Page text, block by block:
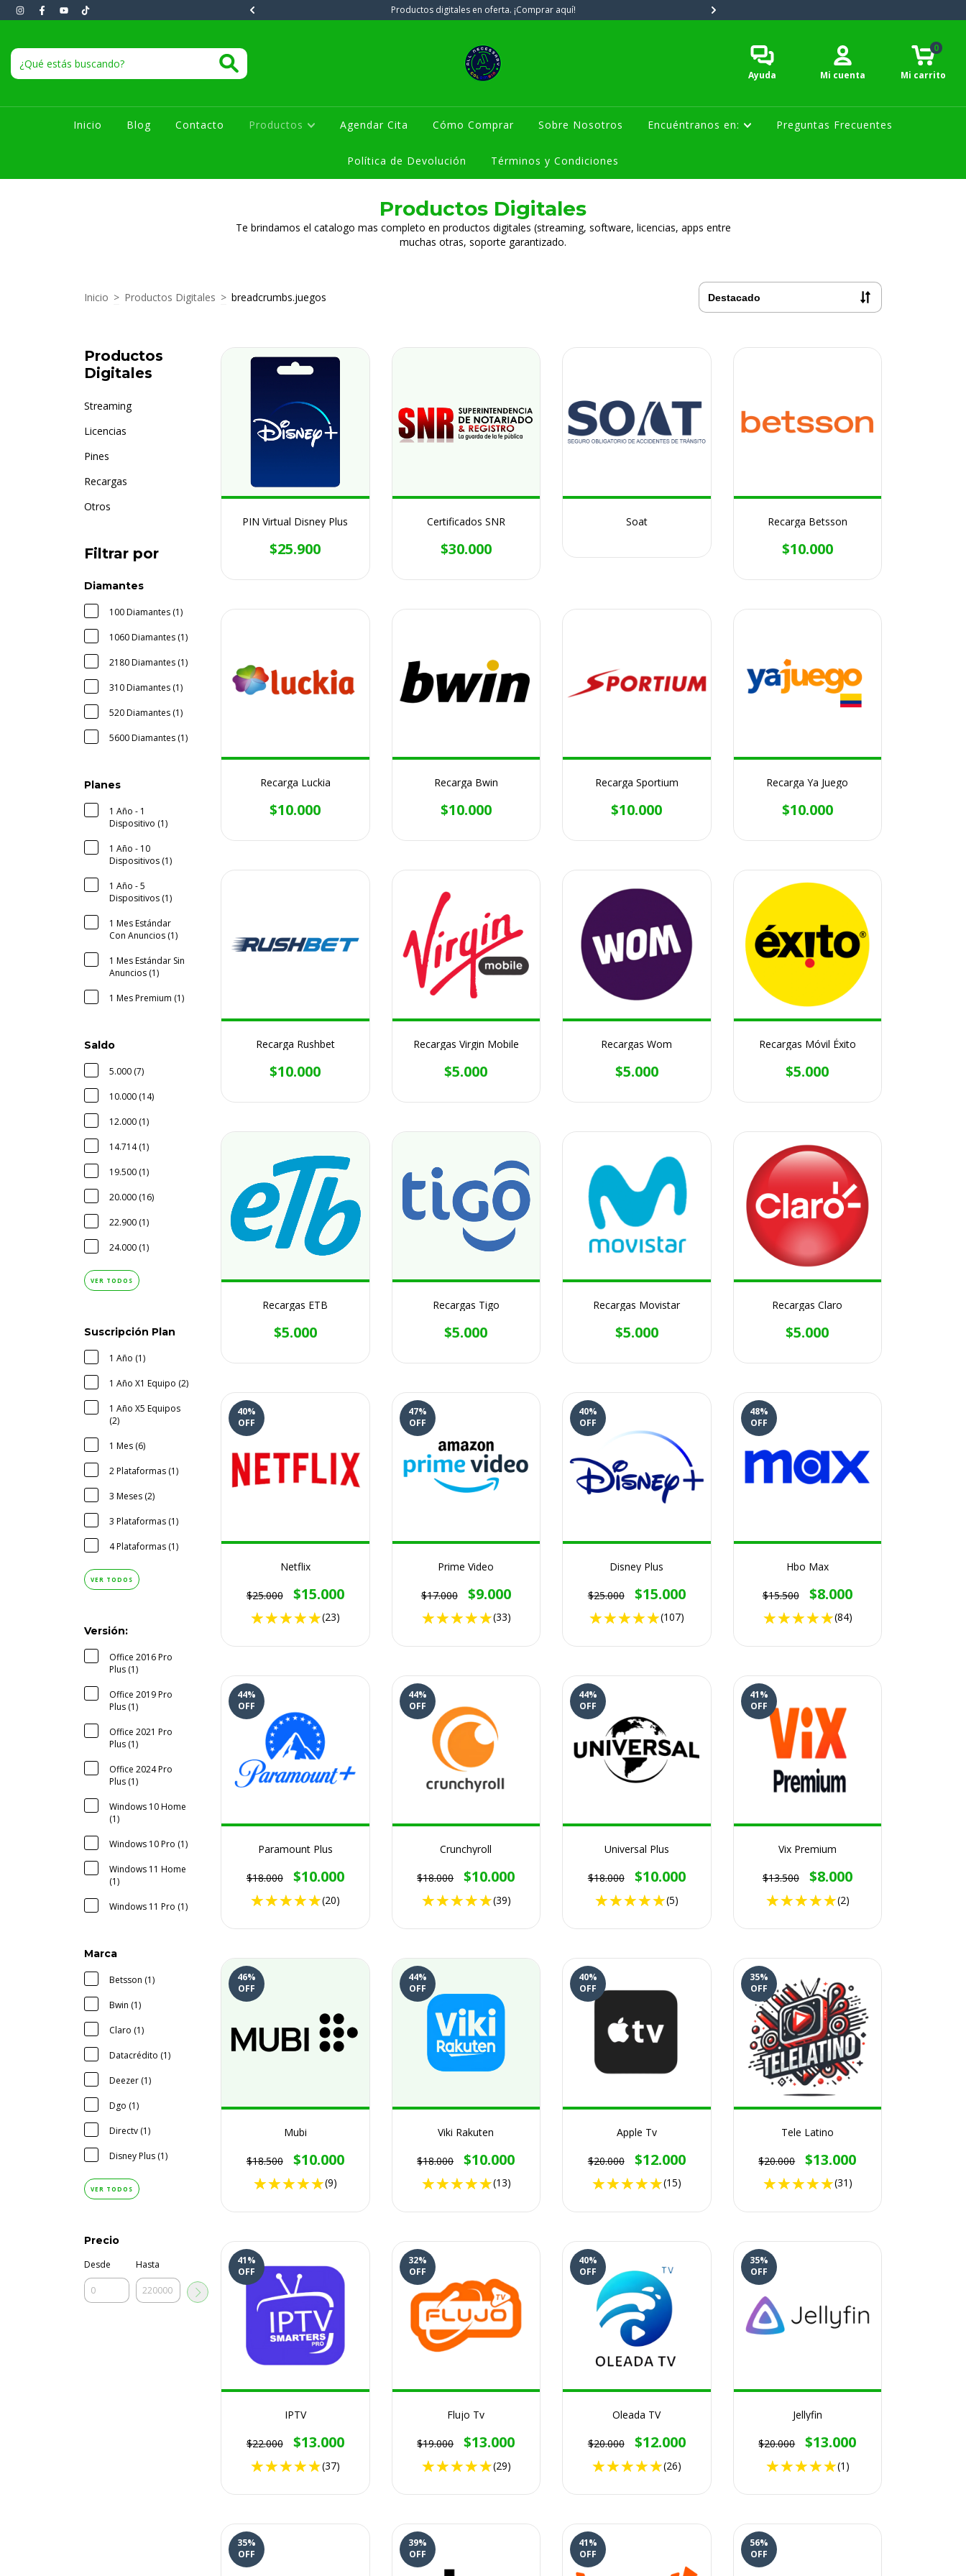
1 a 10 minutos. Productos digitales en oferta. ¡Comprar aquí!
Ayuda Mi cuenta Mi carrito
0
Inicio Blog Contacto Productos Agendar Cita Cómo Comprar Sobre Nosotros Encuéntranos en: Preguntas Frecuentes
Política de Devolución Términos y Condiciones
Productos Digitales
Te brindamos el catalogo mas completo en productos digitales (streaming, software, licencias, apps entre
muchas otras, soporte garantizado.
Inicio > Productos Digitales > breadcrumbs.juegos
Productos
Digitales
Streaming
Licencias
Pines
Recargas
Otros
Filtrar por
Diamantes
100 Diamantes (1)
1060 Diamantes (1)
2180 Diamantes (1)
310 Diamantes (1)
520 Diamantes (1)
5600 Diamantes (1)
Planes
1 Año - 1
Dispositivo (1)
1 Año - 10
Dispositivos (1)
1 Año - 5
Dispositivos (1)
1 Mes Estándar
Con Anuncios (1)
1 Mes Estándar Sin
Anuncios (1)
1 Mes Premium (1)
Saldo
5.000 (7)
10.000 (14)
12.000 (1)
14.714 (1)
19.500 (1)
20.000 (16)
22.900 (1)
24.000 (1)
VER TODOS
Suscripción Plan
1 Año (1)
1 Año X1 Equipo (2)
1 Año X5 Equipos
(2)
1 Mes (6)
2 Plataformas (1)
3 Meses (2)
3 Plataformas (1)
4 Plataformas (1)
VER TODOS
Versión:
Office 2016 Pro
Plus (1)
Office 2019 Pro
Plus (1)
Office 2021 Pro
Plus (1)
Office 2024 Pro
Plus (1)
Windows 10 Home
(1)
Windows 10 Pro (1)
Windows 11 Home
(1)
Windows 11 Pro (1)
Marca
Betsson (1)
Bwin (1)
Claro (1)
Datacrédito (1)
Deezer (1)
Dgo (1)
Directv (1)
Disney Plus (1)
VER TODOS
Precio
Desde Hasta
PIN Virtual Disney Plus
$25.900
Certificados SNR
$30.000
Soat Recarga Betsson
$10.000
Recarga Luckia
$10.000
Recarga Bwin
$10.000
Recarga Sportium
$10.000
Recarga Ya Juego
$10.000
Recarga Rushbet
$10.000
Recargas Virgin Mobile
$5.000
Recargas Wom
$5.000
Recargas Móvil Éxito
$5.000
Recargas ETB
$5.000
Recargas Tigo
$5.000
Recargas Movistar
$5.000
Recargas Claro
$5.000
40%
OFF
Netflix
$25.000 $15.000
(23)
47%
OFF
Prime Video
$17.000 $9.000
(33)
40%
OFF
Disney Plus
$25.000 $15.000
(107)
48%
OFF
Hbo Max
$15.500 $8.000
(84)
44%
OFF
Paramount Plus
$18.000 $10.000
(20)
44%
OFF
Crunchyroll
$18.000 $10.000
(39)
44%
OFF
Universal Plus
$18.000 $10.000
(5)
41%
OFF
Vix Premium
$13.500 $8.000
(2)
46%
OFF
Mubi
$18.500 $10.000
(9)
44%
OFF
Viki Rakuten
$18.000 $10.000
(13)
40%
OFF
Apple Tv
$20.000 $12.000
(15)
35%
OFF
Tele Latino
$20.000 $13.000
(31)
41%
OFF
IPTV
$22.000 $13.000
(37)
32%
OFF
Flujo Tv
$19.000 $13.000
(29)
40%
OFF
Oleada TV
$20.000 $12.000
(26)
35%
OFF
Jellyfin
$20.000 $13.000
(1)
35%
OFF
39%
OFF
41%
OFF
56%
OFF